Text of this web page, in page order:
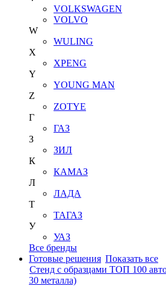
VOLKSWAGEN
VOLVO
W
WULING
X
XPENG
Y
YOUNG MAN
Z
ZOTYE
Г
ГАЗ
З
ЗИЛ
К
КАМАЗ
Л
ЛАДА
Т
ТАГАЗ
У
УАЗ
Все бренды
Готовые решения Показать все
Стенд с образцами ТОП 100
30 металла)